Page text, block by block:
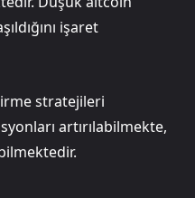
işaret
stratejileri
artırılabilmekte,